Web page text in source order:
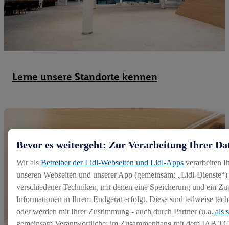
Lerne unsere Standorte kennen
Bevor es weitergeht: Zur Verarbeitung Ihrer
Wir als Betreiber der Lidl-Webseiten und Lidl-Apps verarbeiten
unseren Webseiten und unserer App (gemeinsam: „Lidl-
verschiedener Techniken, mit denen eine Speicherung und ein
Informationen in Ihrem Endgerät erfolgt. Diese sind teilweise
oder werden mit Ihrer Zustimmung - auch durch Partner (u.a. als